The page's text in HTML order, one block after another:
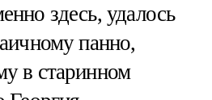
здесь, удалось
панно,
в старинном